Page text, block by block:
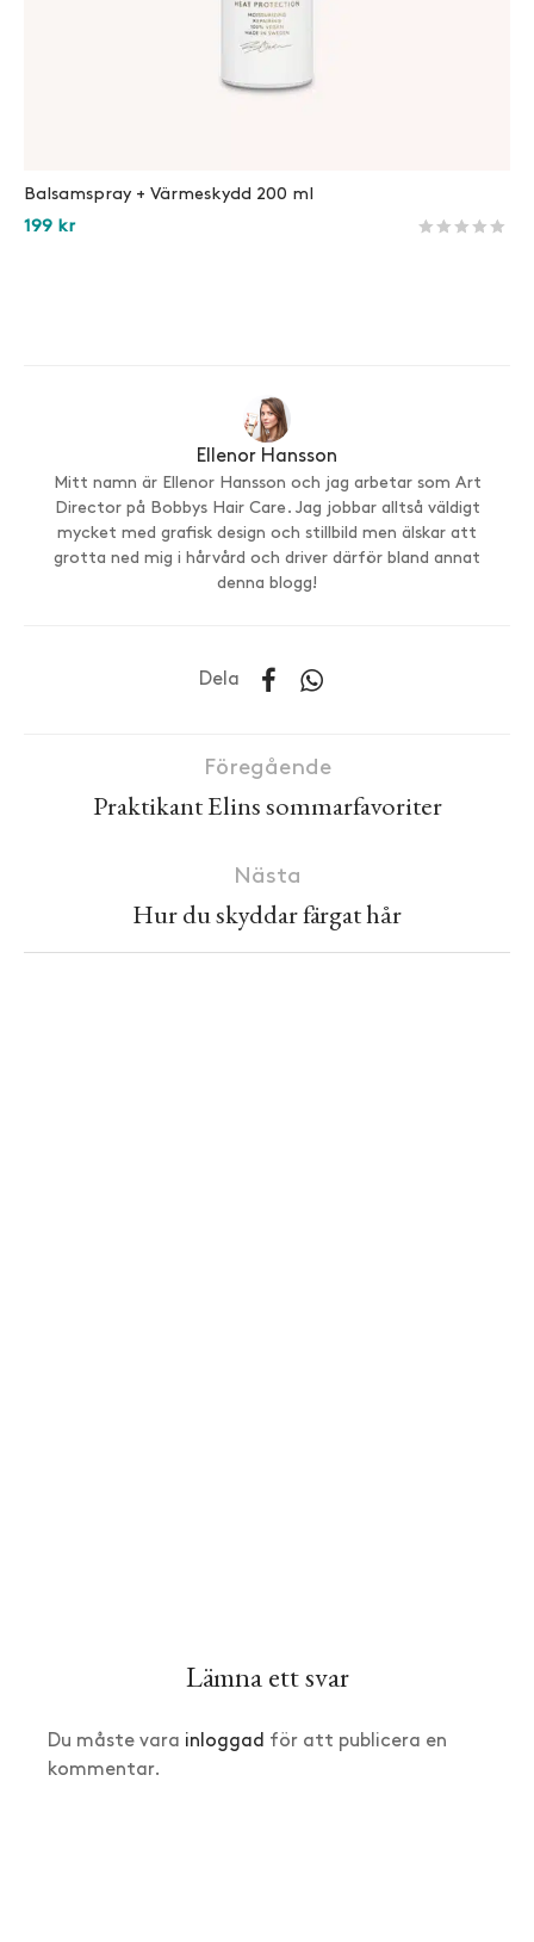
Balsamspray + Värmeskydd 200 ml
199 kr
Ellenor Hansson
Mitt namn är Ellenor Hansson och jag arbetar som Art
Director på Bobbys Hair Care. Jag jobbar alltså väldigt
mycket med grafisk design och stillbild men älskar att
grotta ned mig i hårvård och driver därför bland annat
denna blogg!
Dela
Föregående
Praktikant Elins sommarfavoriter
Nästa
Hur du skyddar färgat hår
Lämna ett svar
Du måste vara inloggad för att publicera en
kommentar.